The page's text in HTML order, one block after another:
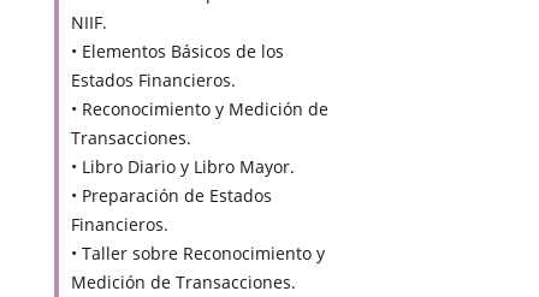
NIIF.
• Elementos Básicos de los
Estados Financieros.
• Reconocimiento y Medición de
Transacciones.
• Libro Diario y Libro Mayor.
• Preparación de Estados
Financieros.
• Taller sobre Reconocimiento y
Medición de Transacciones.